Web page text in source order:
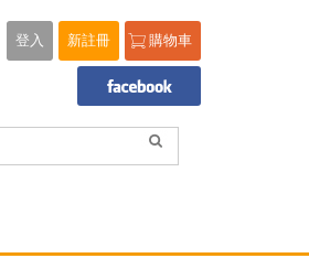
購物車
新註冊
登入